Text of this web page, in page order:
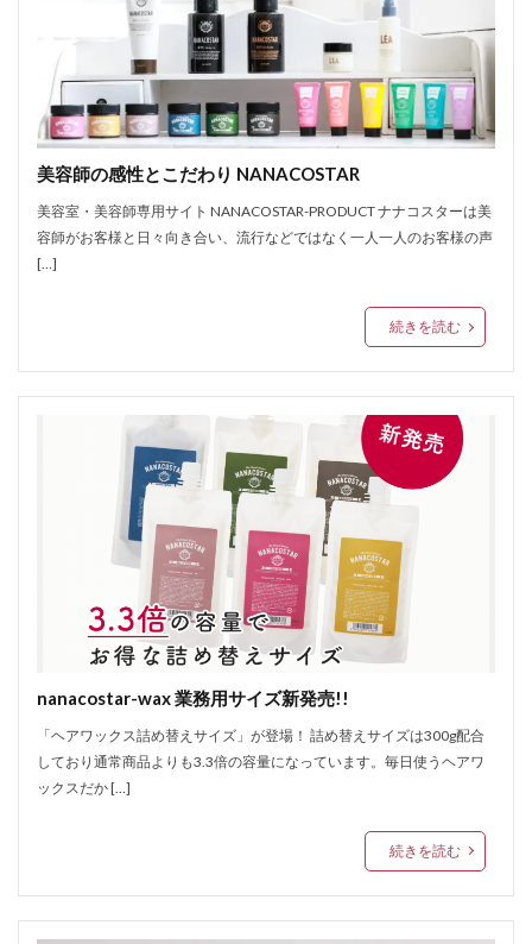
美容師の感性とこだわり NANACOSTAR
美容室・美容師専用サイト NANACOSTAR-PRODUCT ナナコスターは美
容師がお客様と日々向き合い、流行などではなく一人一人のお客様の声
[…]
続きを読む
nanacostar-wax 業務用サイズ新発売!!
「ヘアワックス詰め替えサイズ」が登場！ 詰め替えサイズは300g配合
しており通常商品よりも3.3倍の容量になっています。毎日使うヘアワ
ックスだか […]
続きを読む